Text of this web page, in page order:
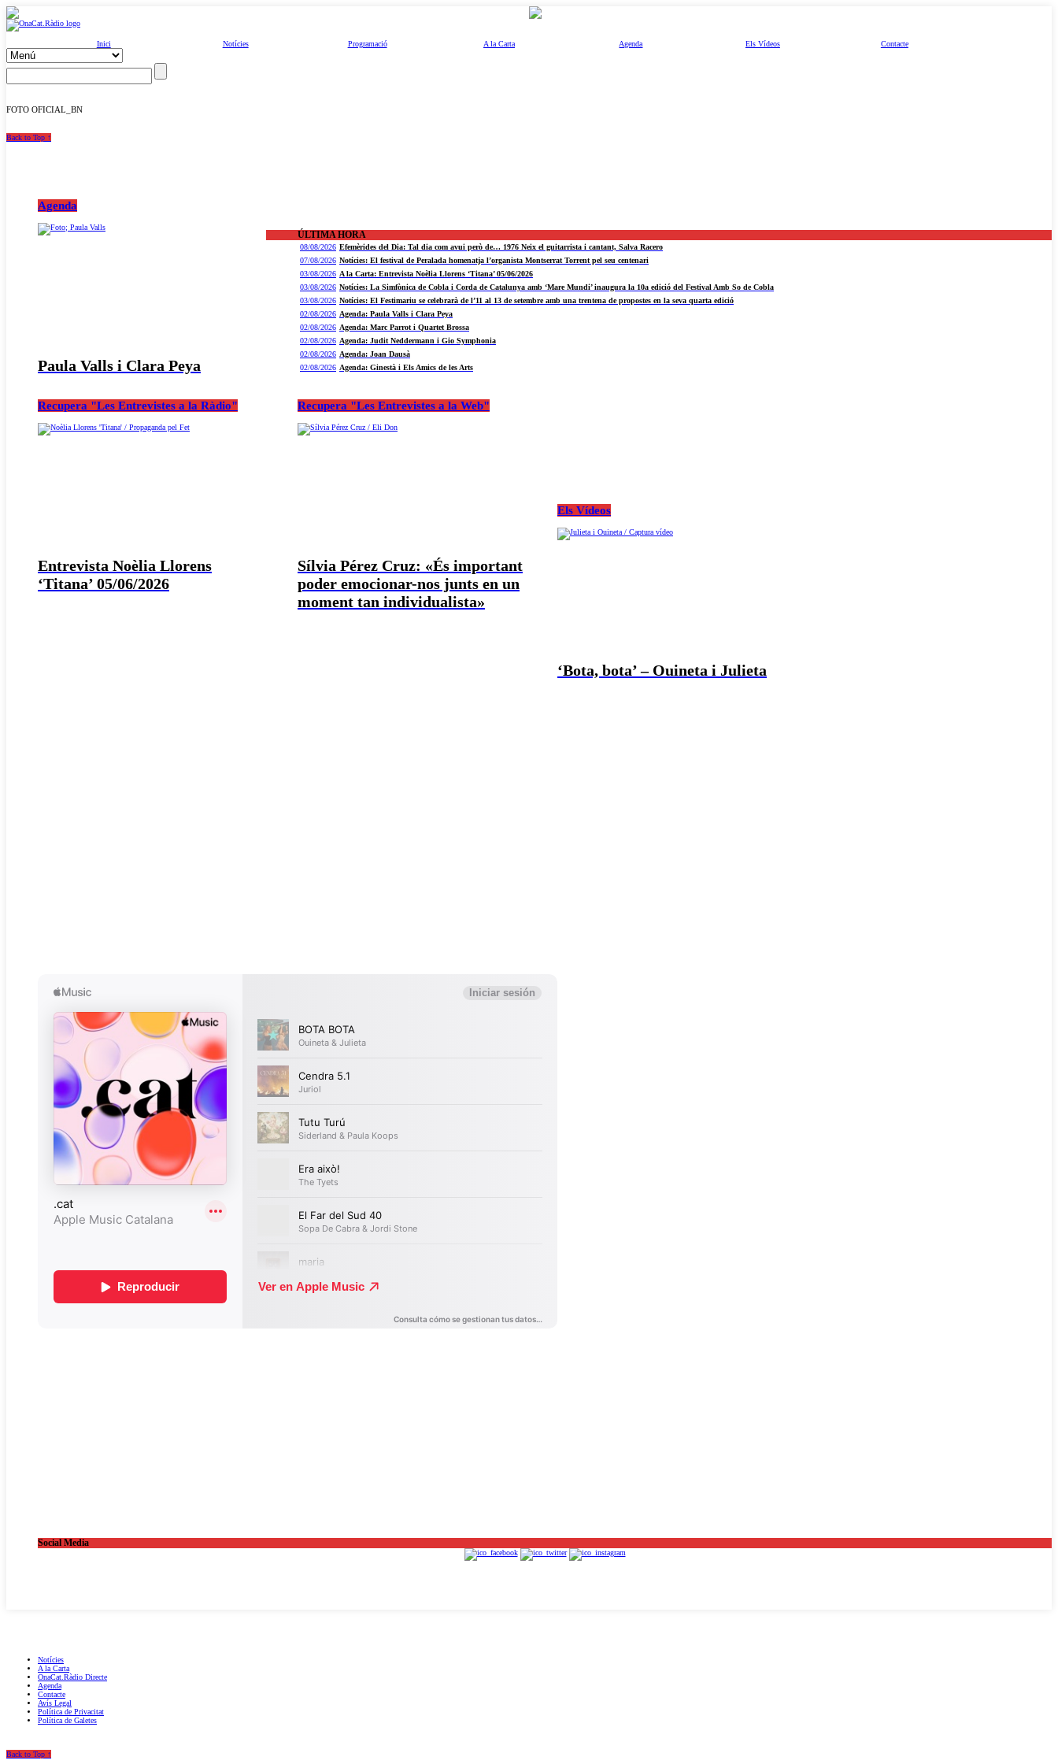
Inici Notícies Programació A la Carta Agenda Els Vídeos Contacte
FOTO OFICIAL_BN
Back to Top ↑
Agenda
Paula Valls i Clara Peya
ÚLTIMA HORA
08/08/2026 Efemèrides del Dia: Tal dia com avui però de… 1976 Neix el guitarrista i cantant, Salva Racero
07/08/2026 Notícies: El festival de Peralada homenatja l’organista Montserrat Torrent pel seu centenari
03/08/2026 A la Carta: Entrevista Noèlia Llorens ‘Titana’ 05/06/2026
03/08/2026 Notícies: La Simfònica de Cobla i Corda de Catalunya amb ‘Mare Mundi’ inaugura la 10a edició del Festival Amb So de Cobla
03/08/2026 Notícies: El Festimariu se celebrarà de l’11 al 13 de setembre amb una trentena de propostes en la seva quarta edició
02/08/2026 Agenda: Paula Valls i Clara Peya
02/08/2026 Agenda: Marc Parrot i Quartet Brossa
02/08/2026 Agenda: Judit Neddermann i Gio Symphonia
02/08/2026 Agenda: Joan Dausà
02/08/2026 Agenda: Ginestà i Els Amics de les Arts
Recupera "Les Entrevistes a la Ràdio"
Entrevista Noèlia Llorens
‘Titana’ 05/06/2026
Recupera "Les Entrevistes a la Web"
Sílvia Pérez Cruz: «És important
poder emocionar-nos junts en un
moment tan individualista»
Els Vídeos
‘Bota, bota’ – Ouineta i Julieta
Social Media
Notícies
A la Carta
OnaCat.Ràdio Directe
Agenda
Contacte
Avís Legal
Política de Privacitat
Política de Galetes
Back to Top ↑